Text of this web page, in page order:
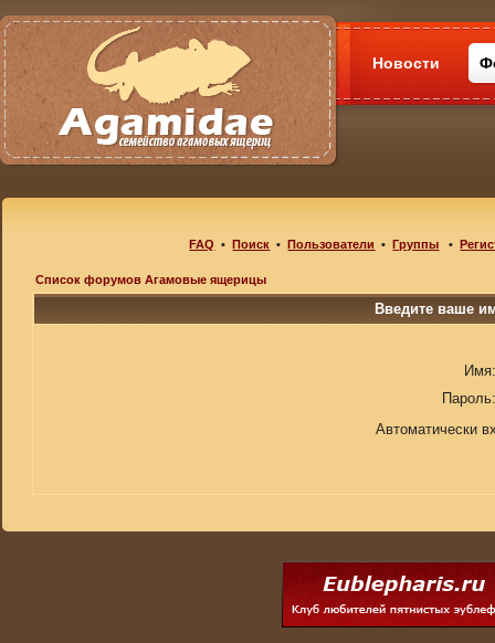
Новости
FAQ •Поиск •Пользователи •Группы •
Список форумов Агамовые ящерицы
Введите ваше
Имя:
Пароль:
Автоматически